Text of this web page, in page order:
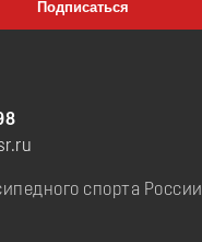
спорта России